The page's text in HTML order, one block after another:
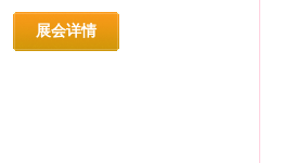
展会详情